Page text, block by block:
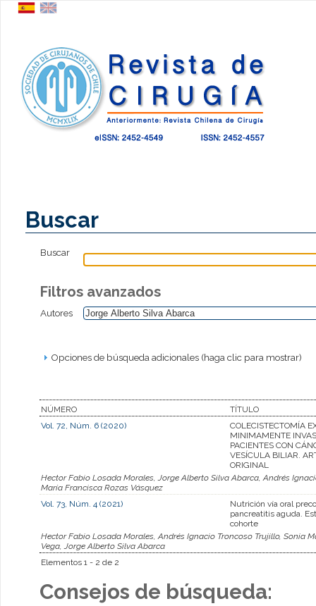
Buscar
Buscar
Filtros avanzados
Autores
Opciones de búsqueda adicionales (haga clic para mostrar)
NÚMERO
TÍTULO
Vol. 72, Núm. 6 (2020)
COLECISTECTOMÍA
MINIMAMENTE
PACIENTES CON
VESÍCULA BILIAR.
ORIGINAL
Hector Fabio Losada Morales, Jorge Alberto Silva Abarca, Andrés
María Francisca Rozas Vásquez
Vol. 73, Núm. 4 (2021)
Nutrición vía oral
pancreatitis aguda.
cohorte
Hector Fabio Losada Morales, Andrés Ignacio Troncoso Trujillo, Sonia
Vega, Jorge Alberto Silva Abarca
Elementos 1 - 2 de 2
Consejos de búsqueda: